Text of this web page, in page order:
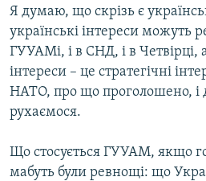
Я думаю, що скрізь є
українські інтереси можуть
ГУУАМі, і в СНД, і в Четвірці,
інтереси – це стратегічні
НАТО, про що проголошено, і
рухаємося.
Що стосується ГУУАМ, якщо
мабуть були ревнощі: що